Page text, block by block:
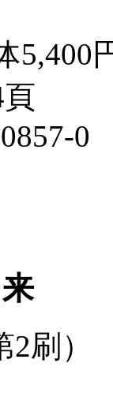
5,400
0
2刷）